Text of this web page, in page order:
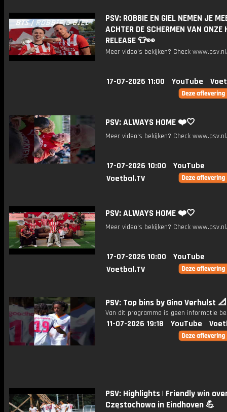
PSV: ROBBIE EN GIEL NEMEN JE
ACHTER DE SCHERMEN VAN ONZE
RELEASE 👕👀
Meer video's bekijken? Check
17-07-2026 11:00 YouTube
PSV: ALWAYS HOME ❤️🤍
Meer video's bekijken? Check
17-07-2026 10:00
YouTube
Voetbal.TV
PSV: ALWAYS HOME ❤️🤍
Meer video's bekijken? Check
17-07-2026 10:00
YouTube
Voetbal.TV
PSV: Top bins by Gino Verhulst
Van dit programma is geen informatie
11-07-2026 19:18 YouTube
PSV: Highlights | Friendly win
Częstochowa in Eindhoven 💪